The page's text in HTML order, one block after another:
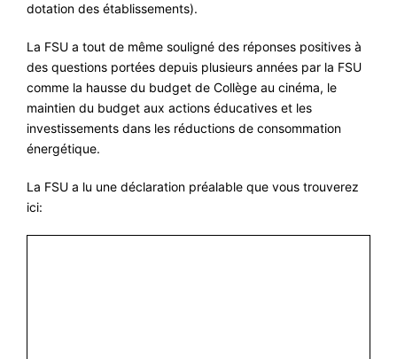
dotation des établissements).
La FSU a tout de même souligné des réponses positives à
des questions portées depuis plusieurs années par la FSU
comme la hausse du budget de Collège au cinéma, le
maintien du budget aux actions éducatives et les
investissements dans les réductions de consommation
énergétique.
La FSU a lu une déclaration préalable que vous trouverez
ici: